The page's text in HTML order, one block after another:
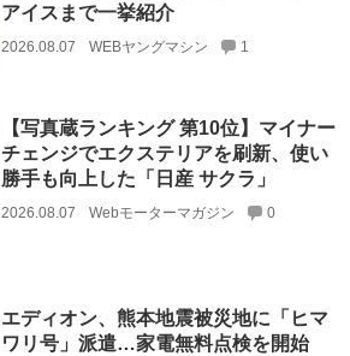
アイスまで一挙紹介
2026.08.07 WEBヤングマシン 1
【写真蔵ランキング 第10位】マイナー
チェンジでエクステリアを刷新、使い
勝手も向上した「日産 サクラ」
2026.08.07 Webモーターマガジン 0
エディオン、熊本地震被災地に「ヒマ
ワリ号」派遣…家電無料点検を開始